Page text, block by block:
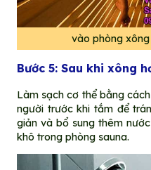
vào phòng
Bước 5: Sau khi xông
Làm sạch cơ thể bằng
người trước khi tắm để
giản và bổ sung thêm
khô trong phòng sauna.